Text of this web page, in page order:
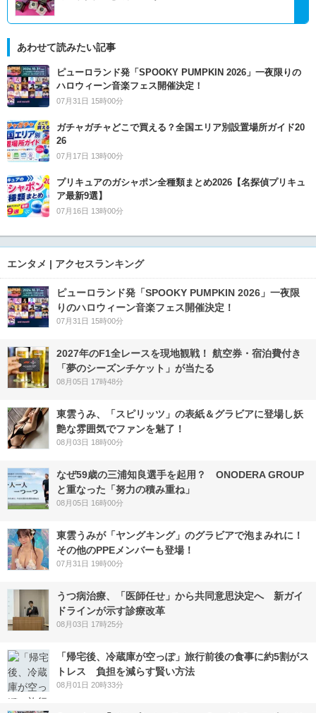
あわせて読みたい記事
ピューロランド発「SPOOKY PUMPKIN 2026」一夜限りの
ハロウィーン音楽フェス開催決定！
07月31日 15時00分
ガチャガチャどこで買える？全国エリア別設置場所ガイド20
26
07月17日 13時00分
プリキュアのガシャポン全種類まとめ2026【名探偵プリキュ
ア最新9選】
07月16日 13時00分
エンタメ | アクセスランキング
ピューロランド発「SPOOKY PUMPKIN 2026」一夜限
りのハロウィーン音楽フェス開催決定！
07月31日 15時00分
2027年のF1全レースを現地観戦！ 航空券・宿泊費付き
「夢のシーズンチケット」が当たる
08月05日 17時48分
東雲うみ、「スピリッツ」の表紙＆グラビアに登場し妖
艶な雰囲気でファンを魅了！
08月03日 18時00分
なぜ59歳の三浦知良選手を起用？ ONODERA GROUP
と重なった「努力の積み重ね」
08月05日 16時00分
東雲うみが「ヤングキング」のグラビアで泡まみれに！
その他のPPEメンバーも登場！
07月31日 19時00分
うつ病治療、「医師任せ」から共同意思決定へ 新ガイ
ドラインが示す診療改革
08月03日 17時25分
「帰宅後、冷蔵庫が空っぽ」旅行前後の食事に約5割がス
トレス 負担を減らす賢い方法
08月01日 20時33分